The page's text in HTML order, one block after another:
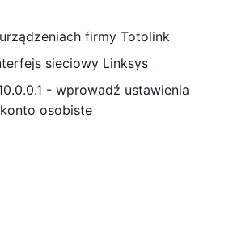
firmy Totolink
sieciowy Linksys
- wprowadź ustawienia
osobiste